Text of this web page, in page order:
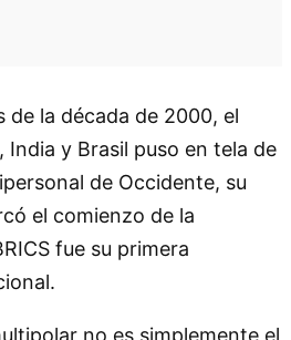
de la década de 2000, el
India y Brasil puso en tela de
de Occidente, su
el comienzo de la
fue su primera
no es simplemente el